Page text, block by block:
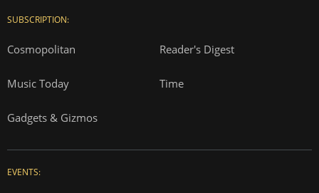
SUBSCRIPTION:
Cosmopolitan Reader's Digest
Music Today Time
Gadgets & Gizmos
EVENTS: